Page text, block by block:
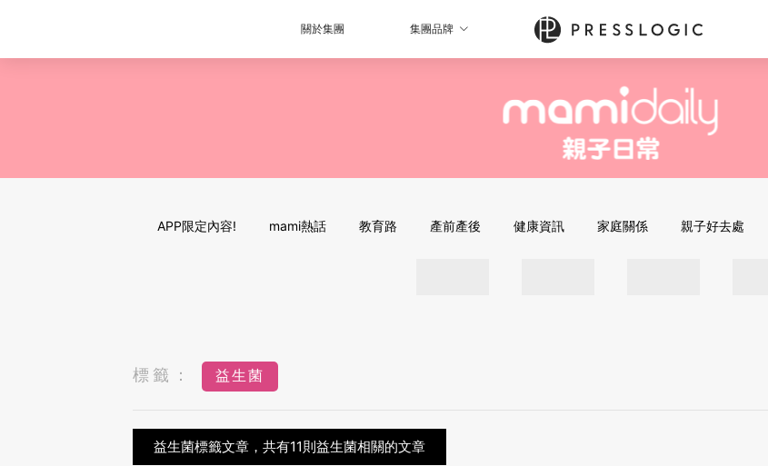
關於集團 集團品牌
APP限定內容! mami熱話 教育路 產前產後 健康資訊 家庭關係 親子好去處
標籤： 益生菌
益生菌標籤文章，共有11則益生菌相關的文章